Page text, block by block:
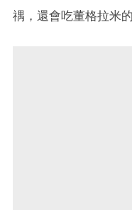
禑，還會吃董格拉米